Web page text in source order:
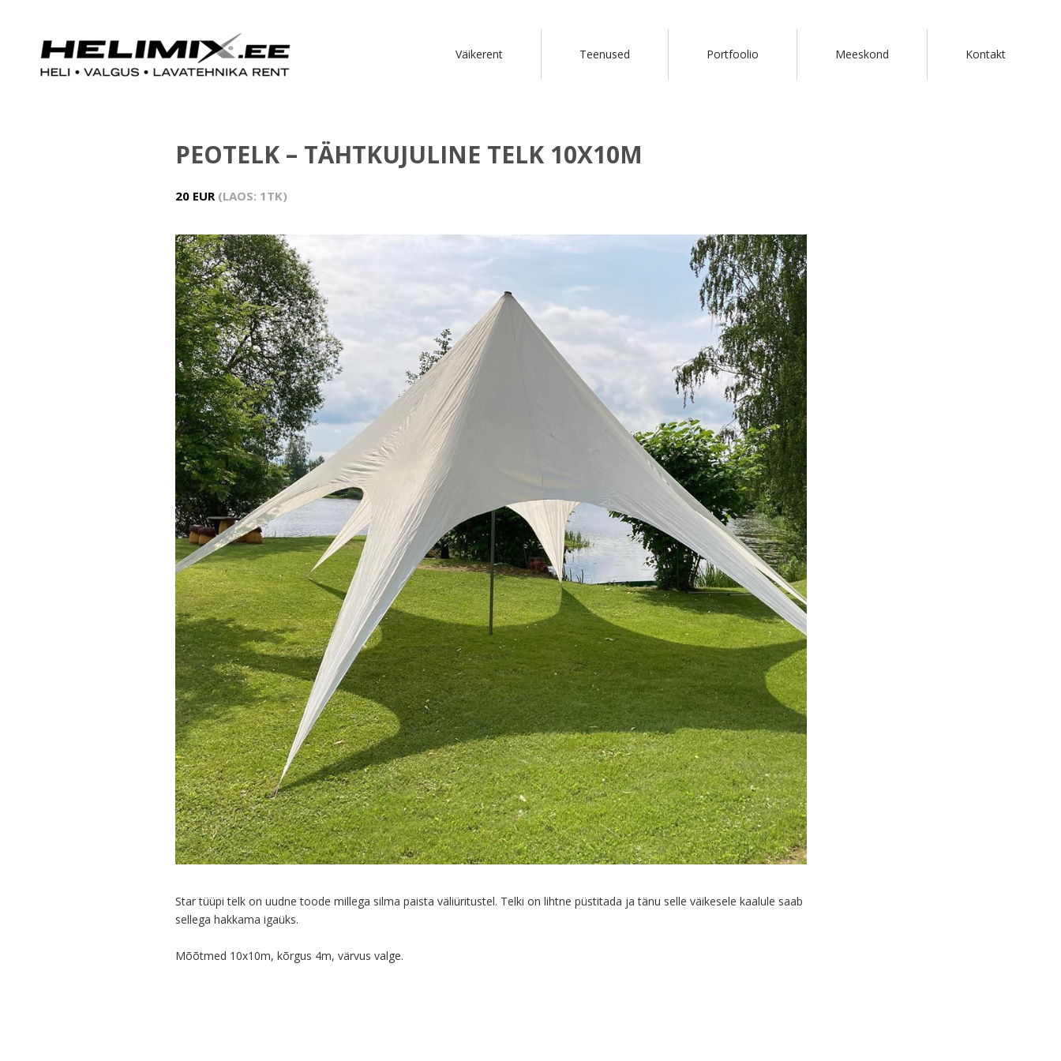
Väikerent Teenused Portfoolio Meeskond Kontakt
PEOTELK – TÄHTKUJULINE TELK 10X10M
20 EUR LAOS: 1TK
Star tüüpi telk on uudne toode millega silma paista väliüritustel. Telki on lihtne püstitada ja tänu selle väikesele kaalule saab
sellega hakkama igaüks.
Mõõtmed 10x10m, kõrgus 4m, värvus valge.